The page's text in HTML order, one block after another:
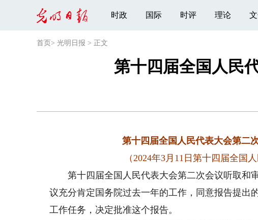
时政 国际 时评 理论
首页 > 光明日报 > 正文
第十四届全国人民
第十四届全国人民代表大会第二
（2024年3月11日第十四届全国
第十四届全国人民代表大会第二次会议听取和
议充分肯定国务院过去一年的工作，同意报告提出
工作任务，决定批准这个报告。